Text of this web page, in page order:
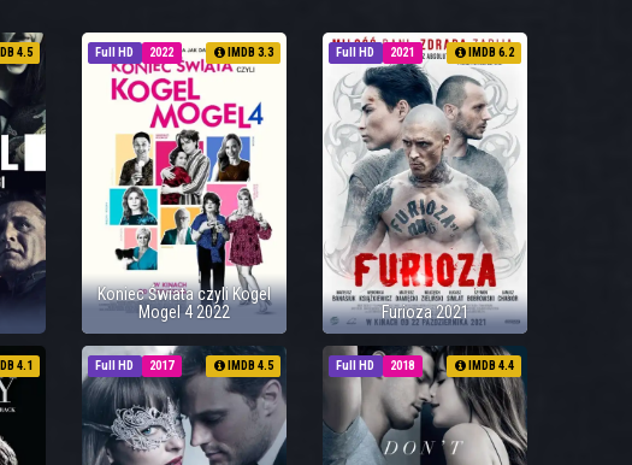
4.5 Full HD 2022 IMDB 3.3
Koniec Świata czyli Kogel
Mogel 4 2022
Full HD 2021 IMDB 6.2
Furioza 2021
4.1 Full HD 2017 IMDB 4.5 Full HD 2018 IMDB 4.4